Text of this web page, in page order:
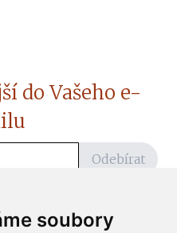
soubory
do Vašeho e-
Odebírat
zpráv ze ČtiDoma.cz do mé e-